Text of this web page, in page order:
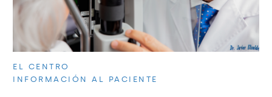
EL CENTRO
INFORMACIÓN AL PACIENTE